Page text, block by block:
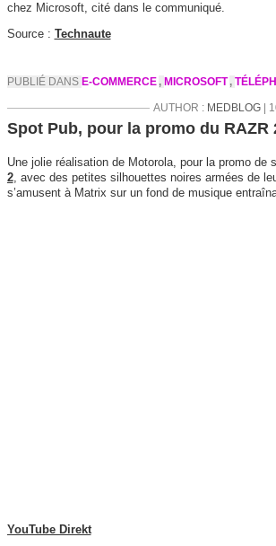
chez Microsoft, cité dans le communiqué.
Source : Technaute
PUBLIÉ DANS E-COMMERCE , MICROSOFT ,
AUTHOR : MEDBLOG|
Spot Pub, pour la promo du RAZR
Une jolie réalisation de Motorola, pour la promo de
2, avec des petites silhouettes noires armées de
s’amusent à Matrix sur un fond de musique
YouTube Direkt